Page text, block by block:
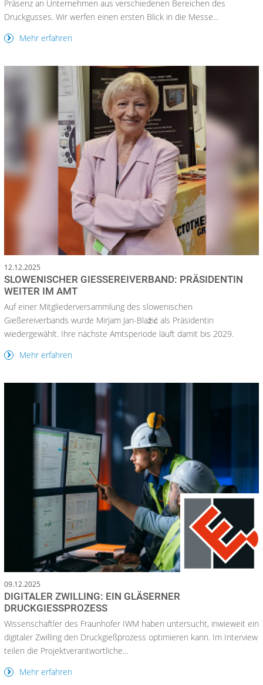
Präsenz an Unternehmen aus verschiedenen Bereichen des
Druckgusses. Wir werfen einen ersten Blick in die Messe...
Mehr erfahren
12.12.2025
SLOWENISCHER GIESSEREIVERBAND: PRÄSIDENTIN W
EITER IM AMT
Auf einer Mitgliederversammlung des slowenischen
Gießereiverbands wurde Mirjam Jan-Blažić als Präsidentin
wiedergewählt. Ihre nächste Amtsperiode läuft damit bis 2029.
Mehr erfahren
09.12.2025
DIGITALER ZWILLING: EIN GLÄSERNER
DRUCKGIESSPROZESS
Wissenschaftler des Fraunhofer IWM haben untersucht, inwieweit ein
digitaler Zwilling den Druckgießprozess optimieren kann. Im Interview
teilen die Projektverantwortliche...
Mehr erfahren